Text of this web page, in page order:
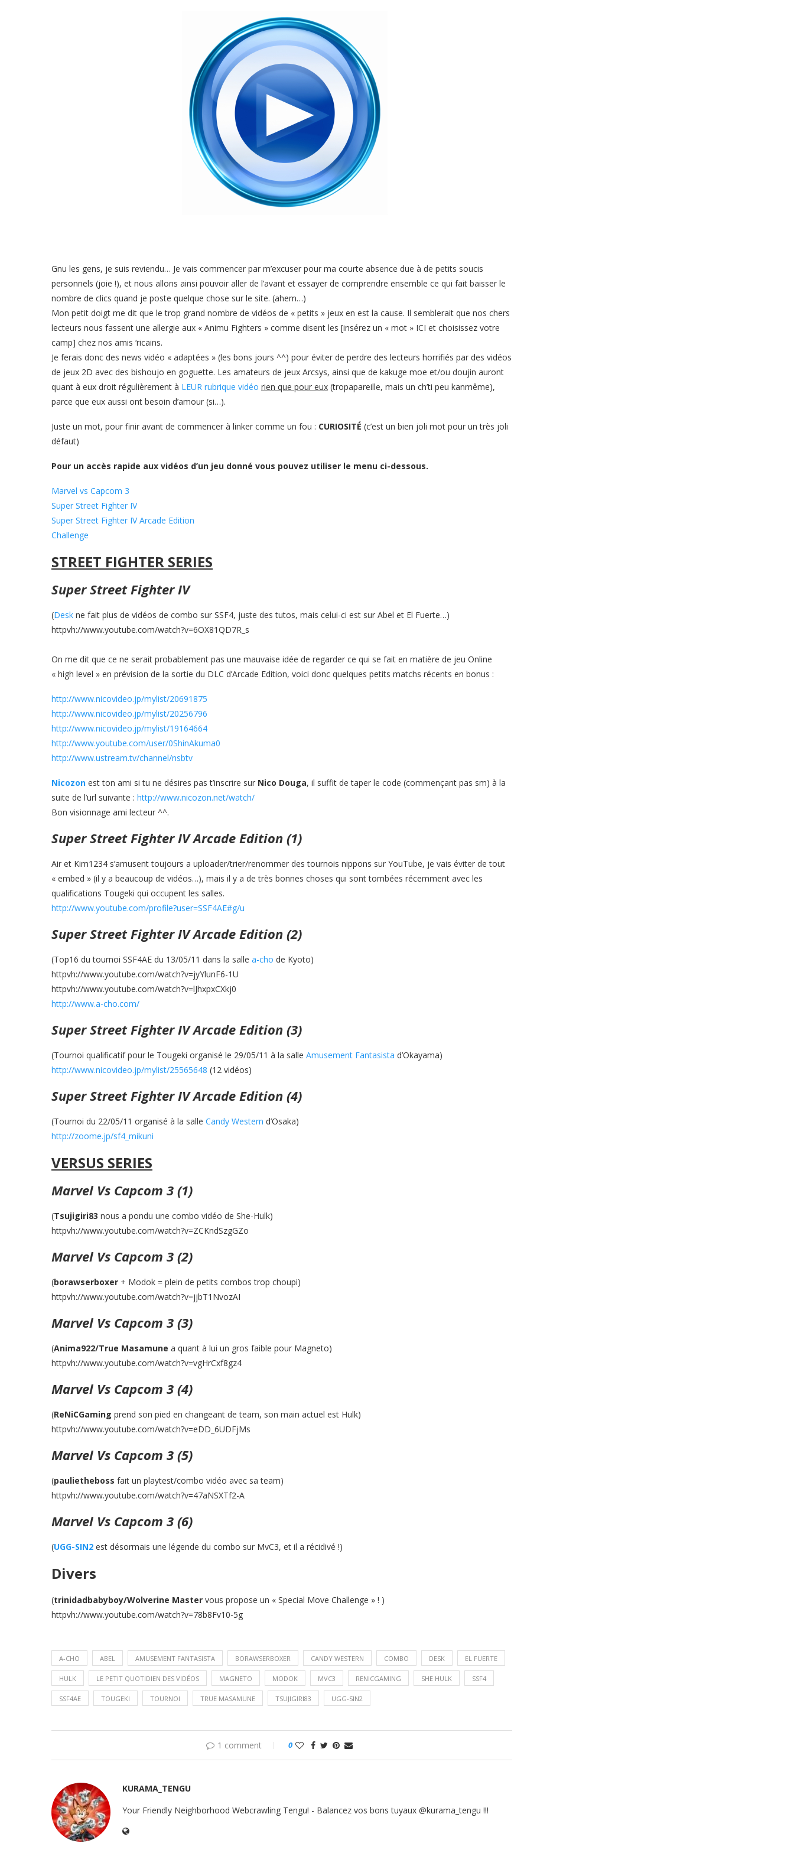
Gnu les gens, je suis reviendu… Je vais commencer par m’excuser pour ma courte absence due à de petits soucis
personnels (joie !), et nous allons ainsi pouvoir aller de l’avant et essayer de comprendre ensemble ce qui fait baisser le
nombre de clics quand je poste quelque chose sur le site. (ahem…)
Mon petit doigt me dit que le trop grand nombre de vidéos de « petits » jeux en est la cause. Il semblerait que nos chers
lecteurs nous fassent une allergie aux « Animu Fighters » comme disent les [insérez un « mot » ICI et choisissez votre
camp] chez nos amis ‘ricains.
Je ferais donc des news vidéo « adaptées » (les bons jours ^^) pour éviter de perdre des lecteurs horrifiés par des vidéos
de jeux 2D avec des bishoujo en goguette. Les amateurs de jeux Arcsys, ainsi que de kakuge moe et/ou doujin auront
quant à eux droit régulièrement à LEUR rubrique vidéo rien que pour eux (tropapareille, mais un ch’ti peu kanmême),
parce que eux aussi ont besoin d’amour (si…).
Juste un mot, pour finir avant de commencer à linker comme un fou : CURIOSITÉ (c’est un bien joli mot pour un très joli
défaut)
Pour un accès rapide aux vidéos d’un jeu donné vous pouvez utiliser le menu ci-dessous.
Marvel vs Capcom 3
Super Street Fighter IV
Super Street Fighter IV Arcade Edition
Challenge
STREET FIGHTER SERIES
Super Street Fighter IV
(Desk ne fait plus de vidéos de combo sur SSF4, juste des tutos, mais celui-ci est sur Abel et El Fuerte…)
httpvh://www.youtube.com/watch?v=6OX81QD7R_s
On me dit que ce ne serait probablement pas une mauvaise idée de regarder ce qui se fait en matière de jeu Online
« high level » en prévision de la sortie du DLC d’Arcade Edition, voici donc quelques petits matchs récents en bonus :
http://www.nicovideo.jp/mylist/20691875
http://www.nicovideo.jp/mylist/20256796
http://www.nicovideo.jp/mylist/19164664
http://www.youtube.com/user/0ShinAkuma0
http://www.ustream.tv/channel/nsbtv
Nicozon est ton ami si tu ne désires pas t’inscrire sur Nico Douga, il suffit de taper le code (commençant pas sm) à la
suite de l’url suivante : http://www.nicozon.net/watch/
Bon visionnage ami lecteur ^^.
Super Street Fighter IV Arcade Edition (1)
Air et Kim1234 s’amusent toujours a uploader/trier/renommer des tournois nippons sur YouTube, je vais éviter de tout
« embed » (il y a beaucoup de vidéos…), mais il y a de très bonnes choses qui sont tombées récemment avec les
qualifications Tougeki qui occupent les salles.
http://www.youtube.com/profile?user=SSF4AE#g/u
Super Street Fighter IV Arcade Edition (2)
(Top16 du tournoi SSF4AE du 13/05/11 dans la salle a-cho de Kyoto)
httpvh://www.youtube.com/watch?v=jyYlunF6-1U
httpvh://www.youtube.com/watch?v=lJhxpxCXkj0
http://www.a-cho.com/
Super Street Fighter IV Arcade Edition (3)
(Tournoi qualificatif pour le Tougeki organisé le 29/05/11 à la salle Amusement Fantasista d’Okayama)
http://www.nicovideo.jp/mylist/25565648 (12 vidéos)
Super Street Fighter IV Arcade Edition (4)
(Tournoi du 22/05/11 organisé à la salle Candy Western d’Osaka)
http://zoome.jp/sf4_mikuni
VERSUS SERIES
Marvel Vs Capcom 3 (1)
(Tsujigiri83 nous a pondu une combo vidéo de She-Hulk)
httpvh://www.youtube.com/watch?v=ZCKndSzgGZo
Marvel Vs Capcom 3 (2)
(borawserboxer + Modok = plein de petits combos trop choupi)
httpvh://www.youtube.com/watch?v=jjbT1NvozAI
Marvel Vs Capcom 3 (3)
(Anima922/True Masamune a quant à lui un gros faible pour Magneto)
httpvh://www.youtube.com/watch?v=vgHrCxf8gz4
Marvel Vs Capcom 3 (4)
(ReNiCGaming prend son pied en changeant de team, son main actuel est Hulk)
httpvh://www.youtube.com/watch?v=eDD_6UDFjMs
Marvel Vs Capcom 3 (5)
(paulietheboss fait un playtest/combo vidéo avec sa team)
httpvh://www.youtube.com/watch?v=47aNSXTf2-A
Marvel Vs Capcom 3 (6)
(UGG-SIN2 est désormais une légende du combo sur MvC3, et il a récidivé !)
Divers
(trinidadbabyboy/Wolverine Master vous propose un « Special Move Challenge » ! )
httpvh://www.youtube.com/watch?v=78b8Fv10-5g
A-CHO ABEL AMUSEMENT FANTASISTA BORAWSERBOXER CANDY WESTERN COMBO DESK EL FUERTE
HULK LE PETIT QUOTIDIEN DES VIDÉOS MAGNETO MODOK MVC3 RENICGAMING SHE HULK SSF4
SSF4AE TOUGEKI TOURNOI TRUE MASAMUNE TSUJIGIRI83 UGG-SIN2
1 comment 0
KURAMA_TENGU
Your Friendly Neighborhood Webcrawling Tengu! - Balancez vos bons tuyaux @kurama_tengu !!!